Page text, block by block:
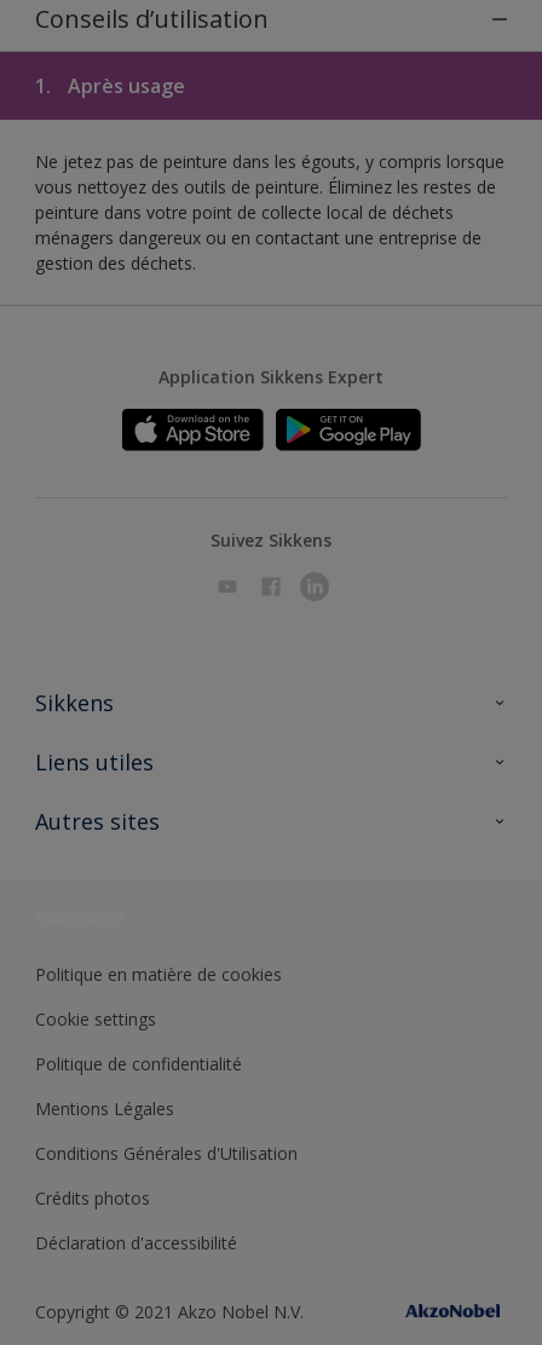
Conseils d’utilisation
1. Après usage
Ne jetez pas de peinture dans les égouts, y compris lorsque
vous nettoyez des outils de peinture. Éliminez les restes de
peinture dans votre point de collecte local de déchets
ménagers dangereux ou en contactant une entreprise de
gestion des déchets.
Application Sikkens Expert
Suivez Sikkens
Sikkens
A propos de Sikkens
Liens utiles
Ouvrir un magasin PASS
Autres sites
Politique en matière de cookies
Cookie settings
Politique de confidentialité
Mentions Légales
Conditions Générales d'Utilisation
Crédits photos
Déclaration d'accessibilité
Copyright © 2021 Akzo Nobel N.V.